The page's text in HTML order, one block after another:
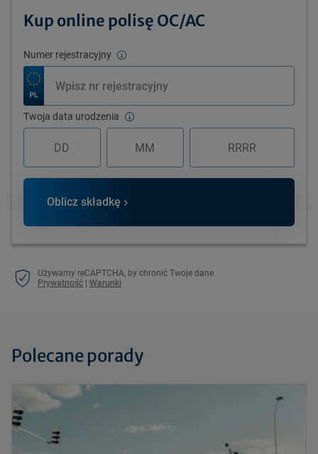
Kup online polisę OC/AC
Numer rejestracyjny
Twoja data urodzenia
Oblicz składkę
Używamy reCAPTCHA, by chronić Twoje dane
Prywatność
Warunki
Polecane porady